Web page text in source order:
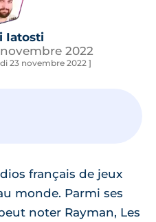
Iatosti
2022
23 novembre 2022 ]
français de jeux
monde. Parmi ses
noter Rayman, Les